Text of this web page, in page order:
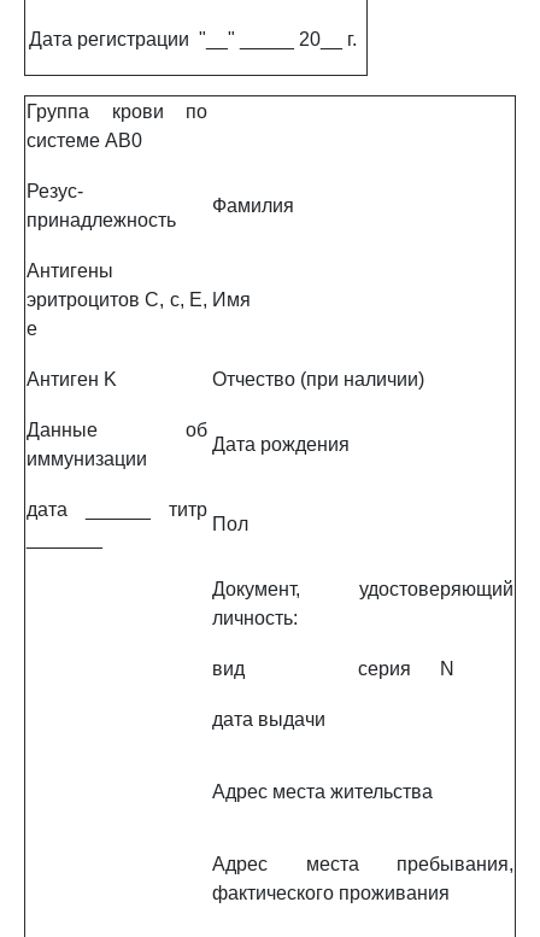
Дата регистрации "__" _____ 20__ г.
Группа крови по
системе AB0
Резус-
принадлежность
Фамилия
Антигены
эритроцитов C, c, E,
e
Имя
Антиген K Отчество (при наличии)
Данные об
иммунизации
Дата рождения
дата ______ титр
Пол
Документ, удостоверяющий
личность:
вид серия N
дата выдачи
Адрес места жительства
Адрес места пребывания,
фактического проживания